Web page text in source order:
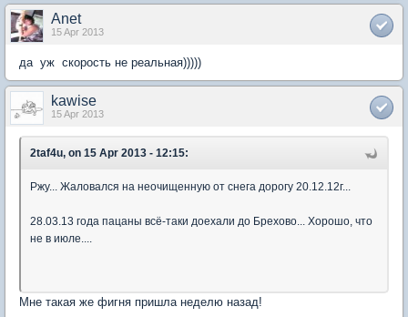
Anet
15 Apr 2013
да уж скорость не реальная)))))
kawise
15 Apr 2013
2taf4u, on 15 Apr 2013 - 12:15:
Ржу... Жаловался на неочищенную от снега дорогу 20.12.12г...
28.03.13 года пацаны всё-таки доехали до Брехово... Хорошо, что
не в июле....
Мне такая же фигня пришла неделю назад!